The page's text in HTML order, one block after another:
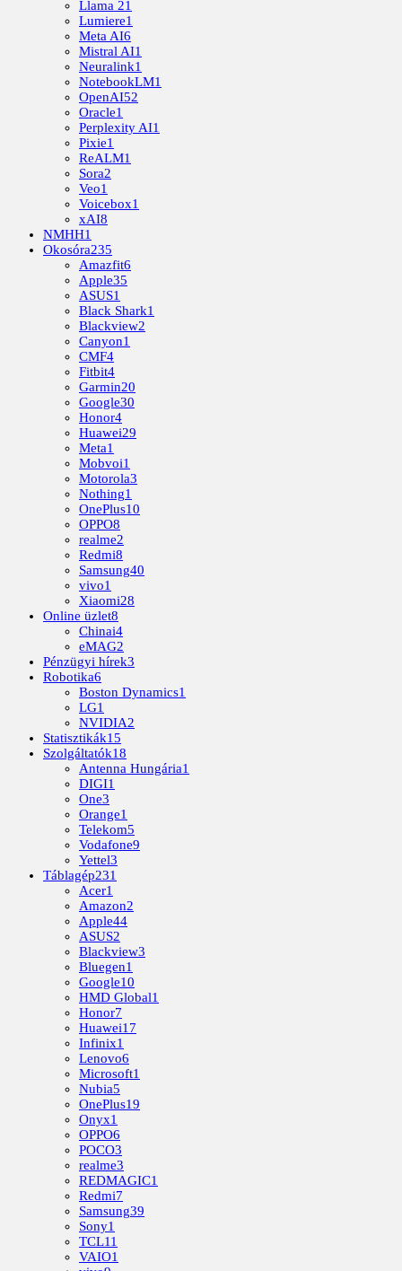
Llama 21
Lumiere1
Meta AI6
Mistral AI1
Neuralink1
NotebookLM1
OpenAI52
Oracle1
Perplexity AI1
Pixie1
ReALM1
Sora2
Veo1
Voicebox1
xAI8
NMHH1
Okosóra235
Amazfit6
Apple35
ASUS1
Black Shark1
Blackview2
Canyon1
CMF4
Fitbit4
Garmin20
Google30
Honor4
Huawei29
Meta1
Mobvoi1
Motorola3
Nothing1
OnePlus10
OPPO8
realme2
Redmi8
Samsung40
vivo1
Xiaomi28
Online üzlet8
Chinai4
eMAG2
Pénzügyi hírek3
Robotika6
Boston Dynamics1
LG1
NVIDIA2
Statisztikák15
Szolgáltatók18
Antenna Hungária1
DIGI1
One3
Orange1
Telekom5
Vodafone9
Yettel3
Táblagép231
Acer1
Amazon2
Apple44
ASUS2
Blackview3
Bluegen1
Google10
HMD Global1
Honor7
Huawei17
Infinix1
Lenovo6
Microsoft1
Nubia5
OnePlus19
Onyx1
OPPO6
POCO3
realme3
REDMAGIC1
Redmi7
Samsung39
Sony1
TCL11
VAIO1